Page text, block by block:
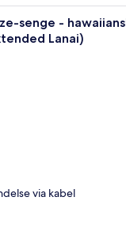
Et hotelværelse
senge -
Lanai)
via kabel